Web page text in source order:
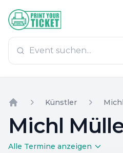
Zum Hauptinhalt
PrintYourTicket
Künstler
Michl
Alle Termine anzeigen